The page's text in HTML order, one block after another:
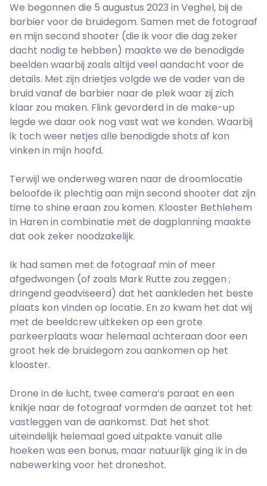
We begonnen die 5 augustus 2023 in Veghel, bij de
barbier voor de bruidegom. Samen met de fotograaf
en mijn second shooter (die ik voor die dag zeker
dacht nodig te hebben) maakte we de benodigde
beelden waarbij zoals altijd veel aandacht voor de
details. Met zijn drietjes volgde we de vader van de
bruid vanaf de barbier naar de plek waar zij zich
klaar zou maken. Flink gevorderd in de make-up
legde we daar ook nog vast wat we konden. Waarbij
ik toch weer netjes alle benodigde shots af kon
vinken in mijn hoofd.
Terwijl we onderweg waren naar de droomlocatie
beloofde ik plechtig aan mijn second shooter dat zijn
time to shine eraan zou komen. Klooster Bethlehem
in Haren in combinatie met de dagplanning maakte
dat ook zeker noodzakelijk.
Ik had samen met de fotograaf min of meer
afgedwongen (of zoals Mark Rutte zou zeggen ;
dringend geadviseerd) dat het aankleden het beste
plaats kon vinden op locatie. En zo kwam het dat wij
met de beeldcrew uitkeken op een grote
parkeerplaats waar helemaal achteraan door een
groot hek de bruidegom zou aankomen op het
klooster.
Drone in de lucht, twee camera’s paraat en een
knikje naar de fotograaf vormden de aanzet tot het
vastleggen van de aankomst. Dat het shot
uiteindelijk helemaal goed uitpakte vanuit alle
hoeken was een bonus, maar natuurlijk ging ik in de
nabewerking voor het droneshot.